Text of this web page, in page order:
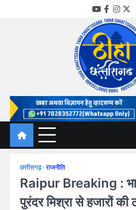
YouTube
Thiha
गोठ जन-जन के
छत्तीसगढ़ राजनीति
Raipur Breaking :
पुरंदर मिश्रा से हजारों